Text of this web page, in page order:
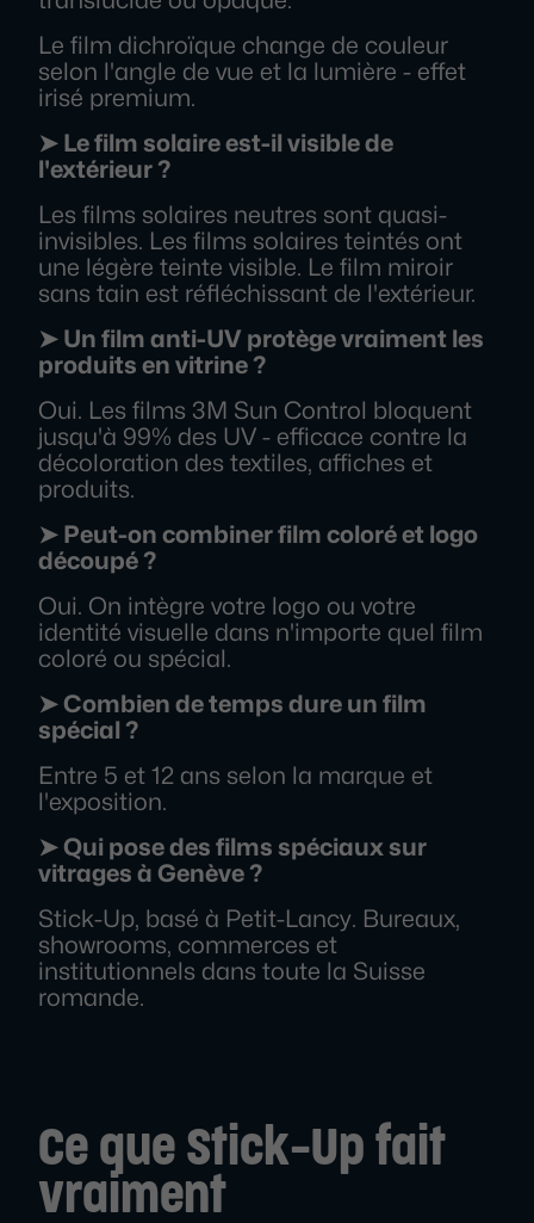
Le film dichroïque change de couleur
selon l'angle de vue et la lumière - effet
irisé premium.
➤ Le film solaire est-il visible de
l'extérieur ?
Les films solaires neutres sont quasi-
invisibles. Les films solaires teintés ont
une légère teinte visible. Le film miroir
sans tain est réfléchissant de l'extérieur.
➤ Un film anti-UV protège vraiment les
produits en vitrine ?
Oui. Les films 3M Sun Control bloquent
jusqu'à 99% des UV - efficace contre la
décoloration des textiles, affiches et
produits.
➤ Peut-on combiner film coloré et logo
découpé ?
Oui. On intègre votre logo ou votre
identité visuelle dans n'importe quel film
coloré ou spécial.
➤ Combien de temps dure un film
spécial ?
Entre 5 et 12 ans selon la marque et
l'exposition.
➤ Qui pose des films spéciaux sur
vitrages à Genève ?
Stick-Up, basé à Petit-Lancy. Bureaux,
showrooms, commerces et
institutionnels dans toute la Suisse
romande.
Ce que Stick-Up fait
vraiment